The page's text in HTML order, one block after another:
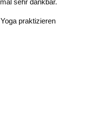
sehr dankbar.